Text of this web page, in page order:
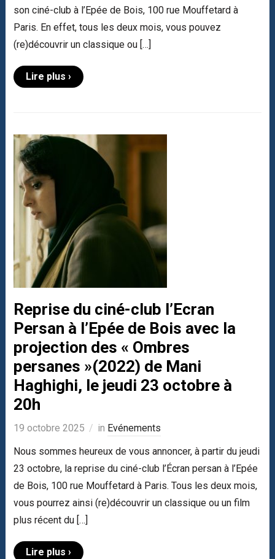
son ciné-club à l’Epée de Bois, 100 rue Mouffetard à
Paris. En effet, tous les deux mois, vous pouvez
(re)découvrir un classique ou […]
Lire plus ›
Reprise du ciné-club l’Ecran
Persan à l’Epée de Bois avec la
projection des « Ombres
persanes »(2022) de Mani
Haghighi, le jeudi 23 octobre à
20h
19 octobre 2025 in Evénements
Nous sommes heureux de vous annoncer, à partir du jeudi
23 octobre, la reprise du ciné-club l’Écran persan à l’Epée
de Bois, 100 rue Mouffetard à Paris. Tous les deux mois,
vous pourrez ainsi (re)découvrir un classique ou un film
plus récent du […]
Lire plus ›